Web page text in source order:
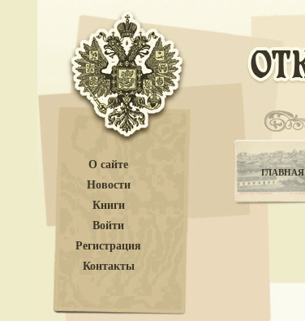
О сайте
Новости
Книги
Войти
Регистрация
Контакты
ГЛАВНАЯ